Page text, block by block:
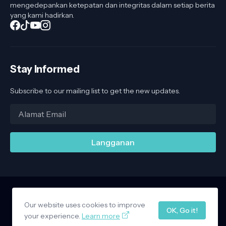
mengedepankan ketepatan dan integritas dalam setiap berita
yang kami hadirkan.
Stay Informed
Subscribe to our mailing list to get the new updates.
Design by -Copy Blogger Themes Blogger Templates
HomeAbout UsPrivacy PolicyContact Us
Our website uses cookies to improve
your experience. Learn more
OK, Go it!